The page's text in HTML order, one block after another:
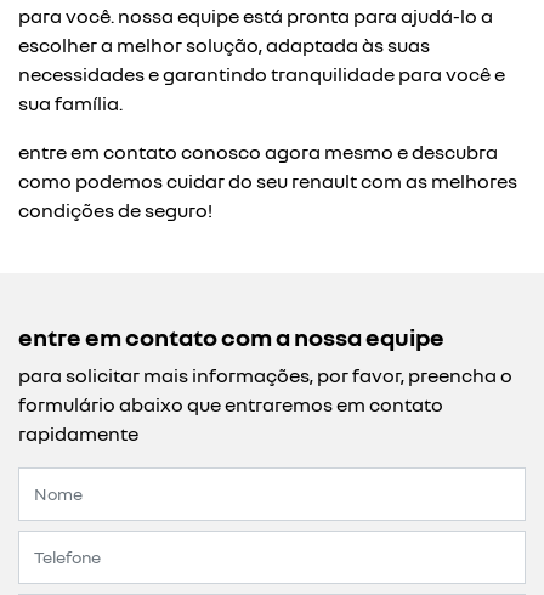
para você. nossa equipe está pronta para ajudá-lo a
escolher a melhor solução, adaptada às suas
necessidades e garantindo tranquilidade para você e
sua família.
entre em contato conosco agora mesmo e descubra
como podemos cuidar do seu renault com as melhores
condições de seguro!
entre em contato com a nossa equipe
para solicitar mais informações, por favor, preencha o
formulário abaixo que entraremos em contato
rapidamente